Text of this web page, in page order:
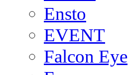
Ensto
EVENT
Falcon Eye